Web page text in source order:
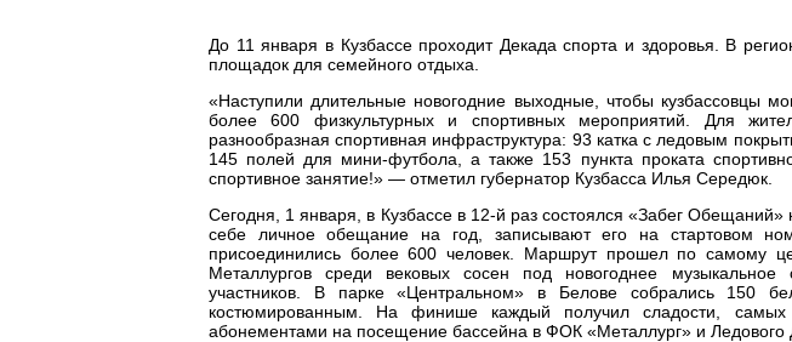
До 11 января в Кузбассе проходит Декада спорта и здоровья. В
площадок для семейного отдыха.
«Наступили длительные новогодние выходные, чтобы кузбассовцы
более 600 физкультурных и спортивных мероприятий. Для
разнообразная спортивная инфраструктура: 93 катка с ледовым
145 полей для мини-футбола, а также 153 пункта проката
спортивное занятие!» — отметил губернатор Кузбасса Илья Середюк.
Сегодня, 1 января, в Кузбассе в 12-й раз состоялся «Забег
себе личное обещание на год, записывают его на стартовом
присоединились более 600 человек. Маршрут прошел по самому
Металлургов среди вековых сосен под новогоднее
участников. В парке «Центральном» в Белове собрались 150
костюмированным. На финише каждый получил сладости,
абонементами на посещение бассейна в ФОК «Металлург» и Ледового